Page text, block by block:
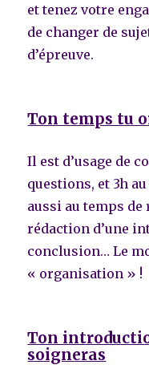
et tenez votre
de changer de
d’épreuve.
Ton temps tu
Il est d’usage de
questions, et 3h
aussi au temps de
rédaction d’une
conclusion… Le
« organisation » !
Ton
soigneras